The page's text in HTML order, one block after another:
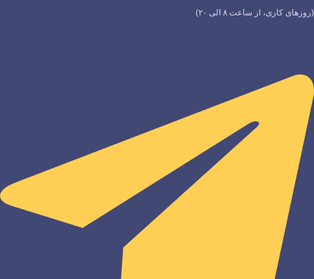
(روزهای کاری، از ساعت ۸ الی ۲۰)